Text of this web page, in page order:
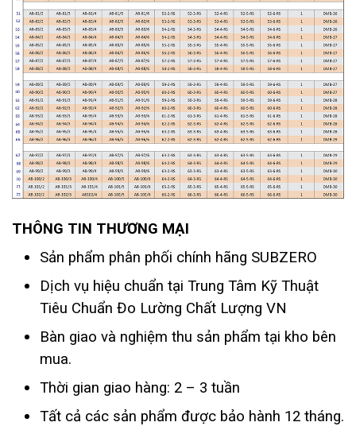
THÔNG TIN THƯƠNG MẠI
Sản phẩm phân phối chính hãng SUBZERO
Dịch vụ hiệu chuẩn tại Trung Tâm Kỹ Thuật
Tiêu Chuẩn Đo Lường Chất Lượng VN
Bàn giao và nghiệm thu sản phẩm tại kho bên
mua.
Thời gian giao hàng: 2 – 3 tuần
Tất cả các sản phẩm được bảo hành 12 tháng.